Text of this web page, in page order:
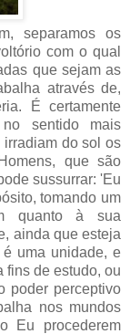
separamos os
com o qual
que sejam as
através de,
É certamente
sentido mais
irradiam do sol os
que são
sussurrar: 'Eu
tomando um
quanto à sua
ainda que esteja
uma unidade, e
fins de estudo, ou
poder perceptivo
nos mundos
Eu procederem